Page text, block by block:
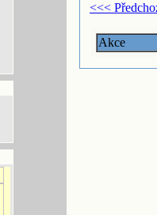
<<<
Akce